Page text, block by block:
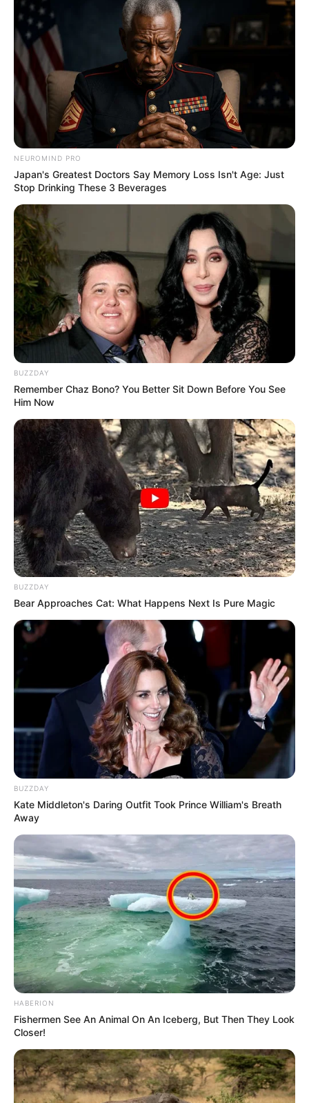
NEUROMIND PRO
Japan's Greatest Doctors Say Memory Loss Isn't Age: Just
Stop Drinking These 3 Beverages
BUZZDAY
Remember Chaz Bono? You Better Sit Down Before You See
Him Now
BUZZDAY
Bear Approaches Cat: What Happens Next Is Pure Magic
BUZZDAY
Kate Middleton's Daring Outfit Took Prince William's Breath
Away
HABERION
Fishermen See An Animal On An Iceberg, But Then They Look
Closer!